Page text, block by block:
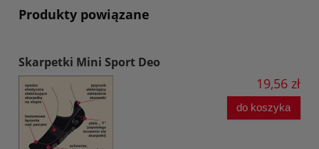
Produkty powiązane
Skarpetki Mini Sport Deo
19,56 zł
do koszyka